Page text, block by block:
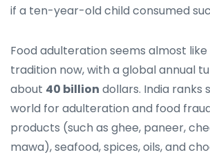
if a ten-year-old child consumed
Food adulteration seems almost
tradition now, with a global annual
about 40 billion dollars. India ranks
world for adulteration and food
products (such as ghee, paneer,
mawa), seafood, spices, oils, and